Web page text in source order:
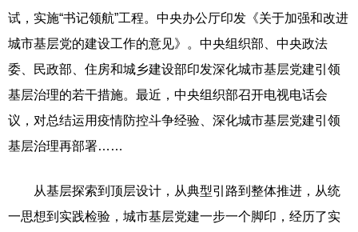
试，实施“书记领航”工程。中央办公厅印发《关于加强和改进
城市基层党的建设工作的意见》。中央组织部、中央政法
委、民政部、住房和城乡建设部印发深化城市基层党建引领
基层治理的若干措施。最近，中央组织部召开电视电话会
议，对总结运用疫情防控斗争经验、深化城市基层党建引领
基层治理再部署……
从基层探索到顶层设计，从典型引路到整体推进，从统
一思想到实践检验，城市基层党建一步一个脚印，经历了实